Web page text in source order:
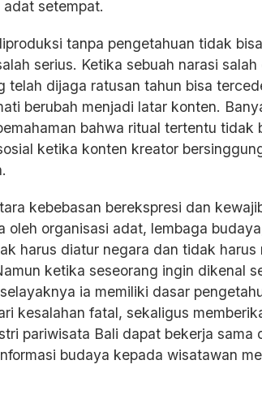
setempat.
tanpa pengetahuan tidak
serius. Ketika sebuah narasi
telah dijaga ratusan tahun bisa
berubah menjadi latar konten.
bahwa ritual tertentu tidak
ketika konten kreator
kebebasan berekspresi dan
organisasi adat, lembaga
harus diatur negara dan tidak harus
ketika seseorang ingin dikenal
ia memiliki dasar
kesalahan fatal, sekaligus
pariwisata Bali dapat bekerja sama
budaya kepada wisatawan